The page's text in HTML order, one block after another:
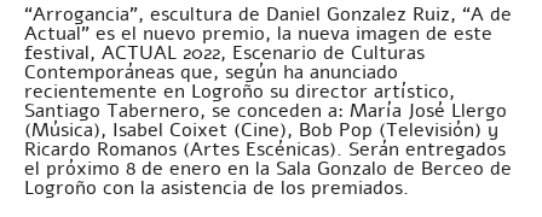
“Arrogancia”, escultura de Daniel Gonzalez Ruiz, “A de
Actual” es el nuevo premio, la nueva imagen de este
festival, ACTUAL 2022, Escenario de Culturas
Contemporáneas que, según ha anunciado
recientemente en Logroño su director artístico,
Santiago Tabernero, se conceden a: María José Llergo
(Música), Isabel Coixet (Cine), Bob Pop (Televisión) y
Ricardo Romanos (Artes Escénicas). Serán entregados
el próximo 8 de enero en la Sala Gonzalo de Berceo de
Logroño con la asistencia de los premiados.